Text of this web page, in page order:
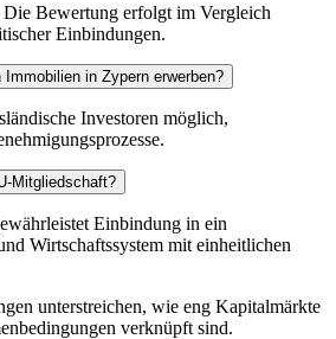
Bewertung erfolgt im Vergleich
Einbindungen.
Immobilien in Zypern erwerben?
Investoren möglich,
Mitgliedschaft?
Einbindung in ein
Wirtschaftssystem mit einheitlichen
unterstreichen, wie eng Kapitalmärkte
verknüpft sind.